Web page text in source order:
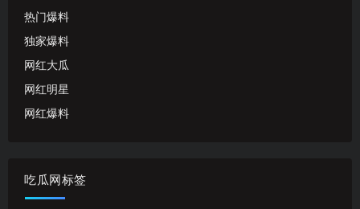
热门爆料
独家爆料
网红大瓜
网红明星
网红爆料
吃瓜网标签